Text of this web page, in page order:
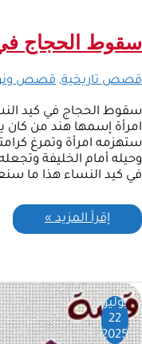
سقوط الحجاج في
قصص تاريخية, قصص
سقوط الحجاج في كيد
امرأة إسمها هند من كان
ستهزمه امرأة وتمرغ
وحيله أمام الخليفة
في كيد النساء هذا ما
إقرأ المزيد »
يوليو
22
2025